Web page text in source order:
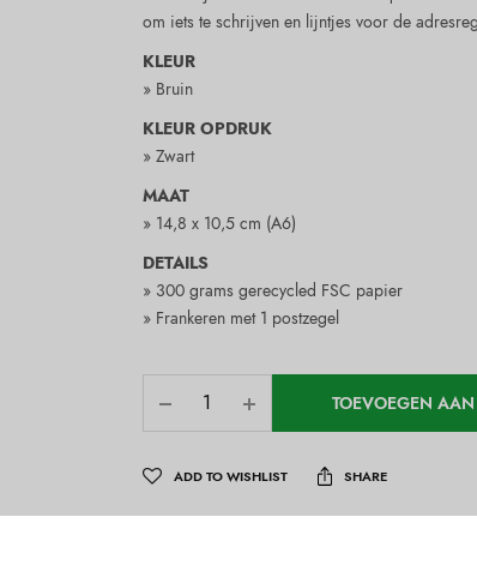
om iets te schrijven en lijntjes voor de
KLEUR
» Bruin
KLEUR OPDRUK
» Zwart
MAAT
» 14,8 x 10,5 cm (A6)
DETAILS
» 300 grams gerecycled FSC papier
» Frankeren met 1 postzegel
TOEVOEGEN
ADD TO WISHLIST SHARE